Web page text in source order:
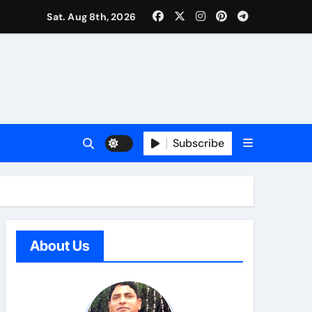
बधानी समेत 13 महिलाओं का हुआ तीलू रौतेली पुरस्कार के लिय चयन
Sat. Aug 8th, 2026
Subscribe
About Us